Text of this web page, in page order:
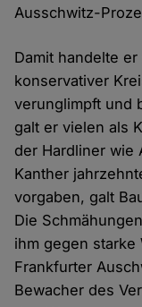
Ausschwitz-
Damit handelte
konservativer
verunglimpft und
galt er vielen als
der Hardliner wie
Kanther
vorgaben, galt
Die
ihm gegen starke
Frankfurter
Bewacher des